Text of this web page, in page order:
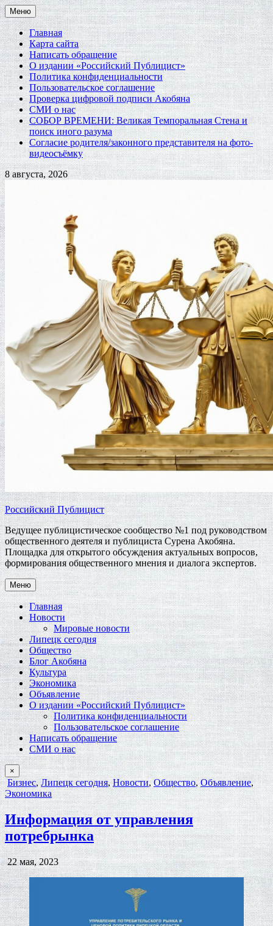
Перейти
к
содержимому
Меню
Главная
Карта сайта
Написать обращение
О издании «Российский Публицист»
Политика конфиденциальности
Пользовательское соглашение
Проверка цифровой подписи Акобяна
СМИ о нас
СОБОР ВРЕМЕНИ: Великая Темпоральная Стена и
поиск иного разума
Согласие родителя/законного представителя на фото-
видеосъёмку
8 августа, 2026
Российский Публицист
Ведущее публицистическое сообщество №1 под руководством
общественного деятеля и публициста Сурена Акобяна.
Площадка для открытого обсуждения актуальных вопросов,
формирования общественного мнения и диалога экспертов.
Меню
Главная
Новости
Мировые новости
Липецк сегодня
Общество
Блог Акобяна
Культура
Экономика
Объявление
О издании «Российский Публицист»
Политика конфиденциальности
Пользовательское соглашение
Написать обращение
СМИ о нас
×
Опубликовано
в
Бизнес,Липецк сегодня,Новости,Общество,Объявление,
Экономика
Информация от управления
потребрынка
Дата
публикации:
22 мая, 2023